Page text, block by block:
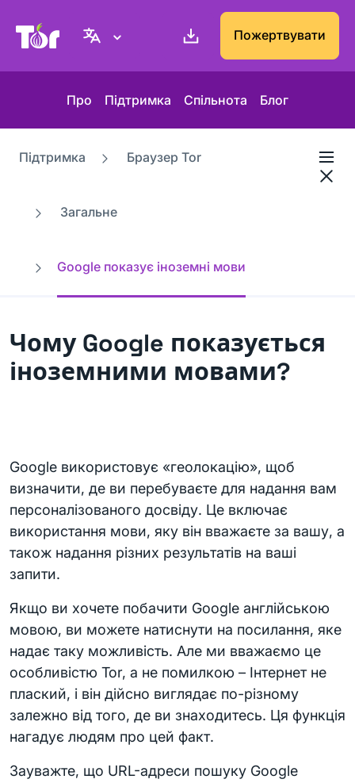
Вебсайт проєкту Tor Пожертвувати
Про Підтримка Спільнота Блог
Підтримка Браузер Tor
Загальне
Google показує іноземні мови
Чому Google показується
іноземними мовами?
Google використовує «геолокацію», щоб
визначити, де ви перебуваєте для надання вам
персоналізованого досвіду. Це включає
використання мови, яку він вважаєте за вашу, а
також надання різних результатів на ваші
запити.
Якщо ви хочете побачити Google англійською
мовою, ви можете натиснути на посилання, яке
надає таку можливість. Але ми вважаємо це
особливістю Tor, а не помилкою – Інтернет не
плаский, і він дійсно виглядає по-різному
залежно від того, де ви знаходитесь. Ця функція
нагадує людям про цей факт.
Зауважте, що URL-адреси пошуку Google